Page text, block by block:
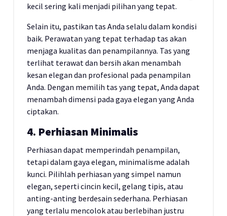
kecil sering kali menjadi pilihan yang tepat.
Selain itu, pastikan tas Anda selalu dalam kondisi
baik. Perawatan yang tepat terhadap tas akan
menjaga kualitas dan penampilannya. Tas yang
terlihat terawat dan bersih akan menambah
kesan elegan dan profesional pada penampilan
Anda. Dengan memilih tas yang tepat, Anda dapat
menambah dimensi pada gaya elegan yang Anda
ciptakan.
4. Perhiasan Minimalis
Perhiasan dapat memperindah penampilan,
tetapi dalam gaya elegan, minimalisme adalah
kunci. Pilihlah perhiasan yang simpel namun
elegan, seperti cincin kecil, gelang tipis, atau
anting-anting berdesain sederhana. Perhiasan
yang terlalu mencolok atau berlebihan justru